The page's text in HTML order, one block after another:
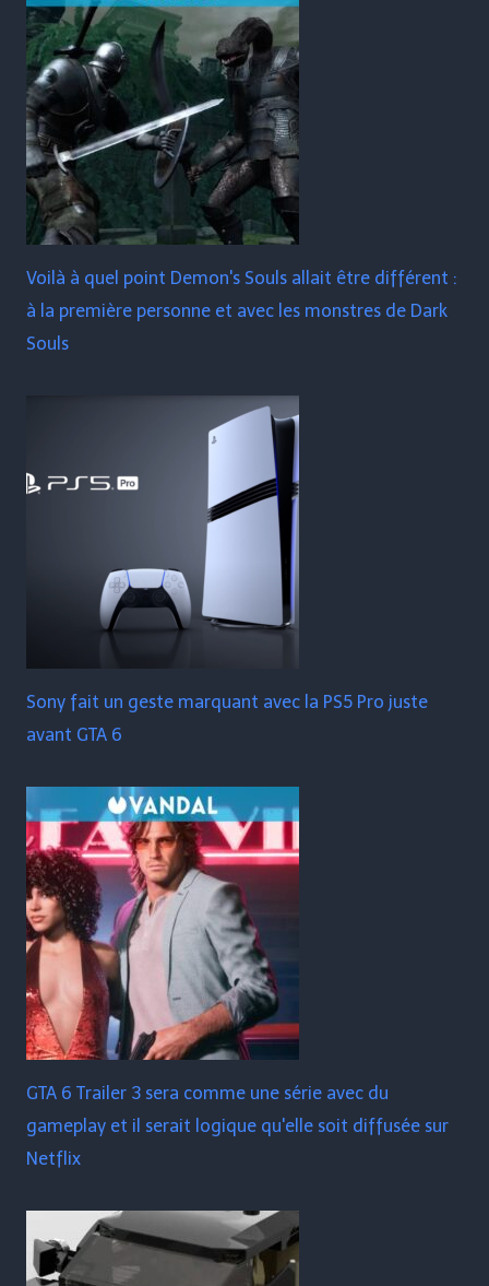
Voilà à quel point Demon's Souls allait être différent :
à la première personne et avec les monstres de Dark
Souls
Sony fait un geste marquant avec la PS5 Pro juste
avant GTA 6
GTA 6 Trailer 3 sera comme une série avec du
gameplay et il serait logique qu'elle soit diffusée sur
Netflix